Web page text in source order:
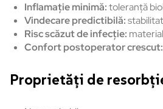
Inflamație minimă:toleranță
Vindecare predictibilă:
Risc scăzut de infecție:
Confort postoperator crescut:
Proprietăți de